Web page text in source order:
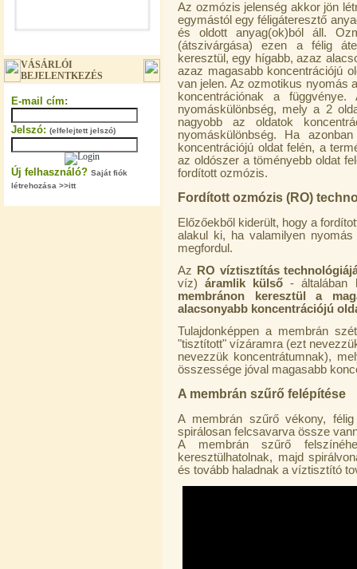
360,-Ft
---------
VÁSÁRLÓI
BEJELENTKEZÉS
E-mail cím:
Jelszó: (elfelejtett jelszó)
Új felhasználó? Saját fiók
létrehozása >>itt
Az ozmózis jelenség akkor jön
egymástól egy féligáteresztő
és oldott anyag(ok)ból áll.
(átszivárgása) ezen a félig
keresztül, egy hígabb, azaz
azaz magasabb koncentrációjú
van jelen. Az ozmotikus nyomás
koncentrációnak a
nyomáskülönbség, mely a 2
nagyobb az oldatok
nyomáskülönbség. Ha
koncentrációjú oldat felén, a
az oldószer a töményebb oldat
fordított ozmózis.
Fordított ozmózis (RO)
Előzőekből kiderült, hogy a
alakul ki, ha valamilyen
megfordul.
Az
RO víztisztítás
víz)áramlik külső - általában
membránon keresztül a
alacsonyabb koncentrációjú
Tulajdonképpen a membrán
"tisztított" vízáramra (ezt
nevezzük koncentrátumnak),
összessége jóval magasabb
A membrán szűrő felépítése
A membrán szűrő vékony,
spirálosan felcsavarva össze
A membrán szűrő
keresztülhatolnak, majd
és tovább haladnak a víztisztító